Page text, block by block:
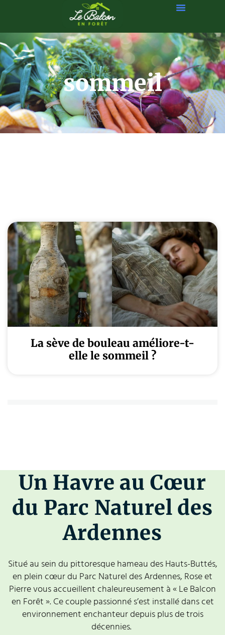
sommeil
La sève de bouleau améliore-t-
elle le sommeil ?
Un Havre au Cœur
du Parc Naturel des
Ardennes
Situé au sein du pittoresque hameau des Hauts-Buttés,
en plein cœur du Parc Naturel des Ardennes, Rose et
Pierre vous accueillent chaleureusement à « Le Balcon
en Forêt ». Ce couple passionné s’est installé dans cet
environnement enchanteur depuis plus de trois
décennies.